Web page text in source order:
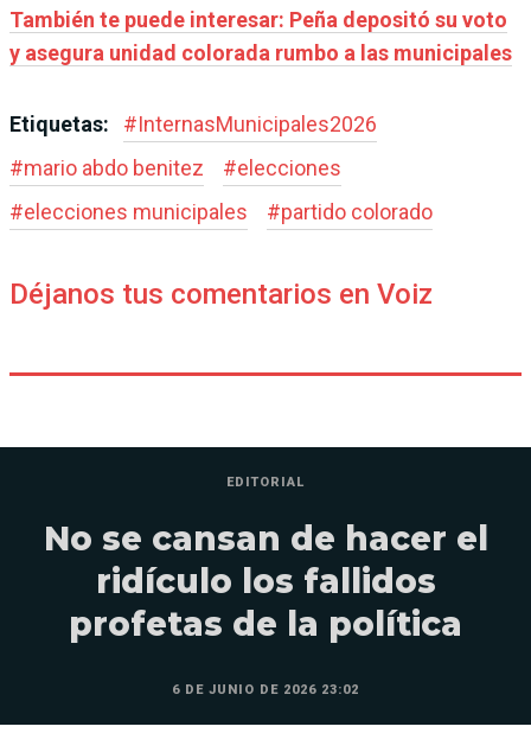
También te puede interesar: Peña depositó su voto
y asegura unidad colorada rumbo a las municipales
Etiquetas: #InternasMunicipales2026
#mario abdo benitez #elecciones
#elecciones municipales #partido colorado
Déjanos tus comentarios en Voiz
EDITORIAL
No se cansan de hacer el
ridículo los fallidos
profetas de la política
6 DE JUNIO DE 2026 23:02